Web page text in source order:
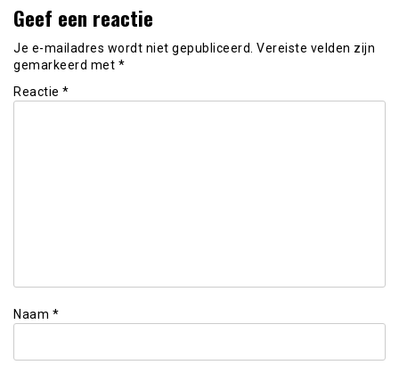
Geef een reactie
Je e-mailadres wordt niet gepubliceerd. Vereiste velden zijn
gemarkeerd met *
Reactie *
Naam *